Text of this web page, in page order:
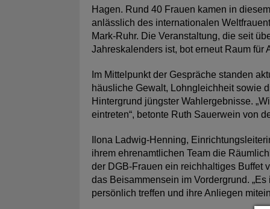
Hagen. Rund 40 Frauen kamen in
anlässlich des internationalen
Mark-Ruhr. Die Veranstaltung, die seit
Jahreskalenders ist, bot erneut Raum für
Im Mittelpunkt der Gespräche standen
häusliche Gewalt, Lohngleichheit sowie
Hintergrund jüngster Wahlergebnisse.
eintreten“, betonte Ruth Sauerwein von
Ilona Ladwig-Henning,
ihrem ehrenamtlichen Team die
der DGB-Frauen ein reichhaltiges Buffet
das Beisammensein im Vordergrund.
persönlich treffen und ihre Anliegen